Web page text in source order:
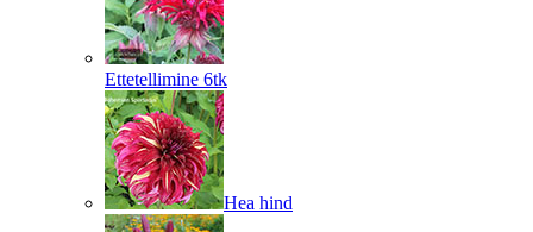
Ettetellimine 6tk
Hea hind